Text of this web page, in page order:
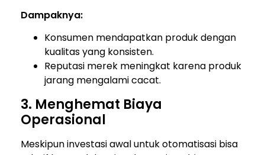
Dampaknya:
Konsumen mendapatkan produk dengan
kualitas yang konsisten.
Reputasi merek meningkat karena produk
jarang mengalami cacat.
3. Menghemat Biaya
Operasional
Meskipun investasi awal untuk otomatisasi bisa